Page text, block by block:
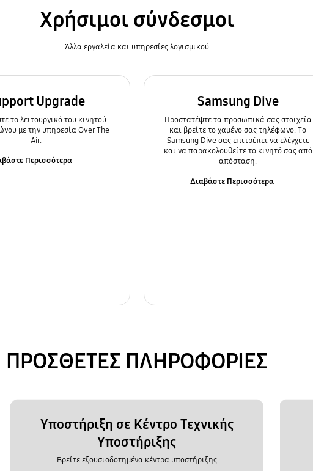
Χρήσιμοι σύνδεσμοι
Άλλα εργαλεία και υπηρεσίες λογισμικού
Upgrade
τo λειτουργικό του κινητού
με την υπηρεσία Over The
Air.
Περισσότερα
Samsung Dive
Προστατέψτε τα προσωπικά σας στοιχεία
και βρείτε το χαμένο σας τηλέφωνο. Το
Samsung Dive σας επιτρέπει να ελέγχετε
και να παρακολουθείτε το κινητό σας από
απόσταση.
Διαβάστε Περισσότερα
ΠΡΟΣΘΕΤΕΣ ΠΛΗΡΟΦΟΡΙΕΣ
Υποστήριξη σε Κέντρο Τεχνικής
Υποστήριξης
Βρείτε εξουσιοδοτημένα κέντρα υποστήριξης